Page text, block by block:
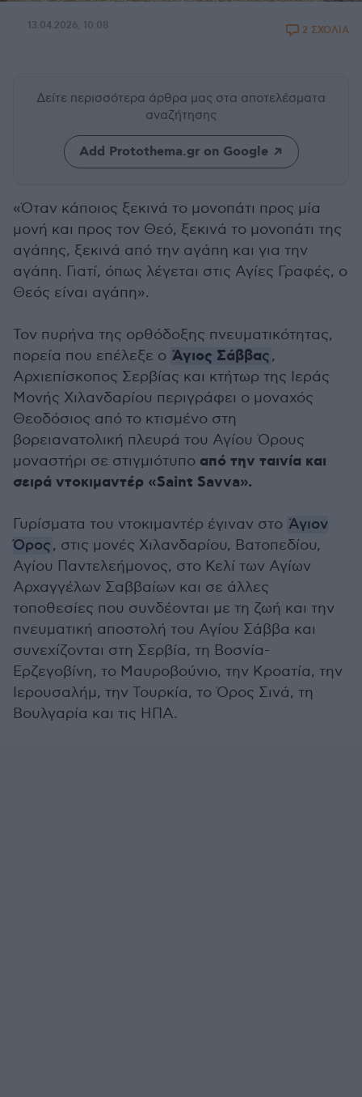
13.04.2026, 10:08 2 ΣΧΟΛΙΑ
Δείτε περισσότερα άρθρα μας στα αποτελέσματα
αναζήτησης
Add Protothema.gr on Google
«Όταν κάποιος ξεκινά το μονοπάτι προς μία
μονή και προς τον Θεό, ξεκινά το μονοπάτι της
αγάπης, ξεκινά από την αγάπη και για την
αγάπη. Γιατί, όπως λέγεται στις Αγίες Γραφές, ο
Θεός είναι αγάπη».
Τον πυρήνα της ορθόδοξης πνευματικότητας,
πορεία που επέλεξε ο Άγιος Σάββας,
Αρχιεπίσκοπος Σερβίας και κτήτωρ της Ιεράς
Μονής Χιλανδαρίου περιγράφει ο μοναχός
Θεοδόσιος από το κτισμένο στη
βορειανατολική πλευρά του Αγίου Όρους
μοναστήρι σε στιγμιότυπο από την ταινία και
σειρά ντοκιμαντέρ «Saint Savva».
Γυρίσματα του ντοκιμαντέρ έγιναν στο Άγιον
Όρος, στις μονές Χιλανδαρίου, Βατοπεδίου,
Αγίου Παντελεήμονος, στο Κελί των Αγίων
Αρχαγγέλων Σαββαίων και σε άλλες
τοποθεσίες που συνδέονται με τη ζωή και την
πνευματική αποστολή του Αγίου Σάββα και
συνεχίζονται στη Σερβία, τη Βοσνία-
Ερζεγοβίνη, το Μαυροβούνιο, την Κροατία, την
Ιερουσαλήμ, την Τουρκία, το Όρος Σινά, τη
Βουλγαρία και τις ΗΠΑ.